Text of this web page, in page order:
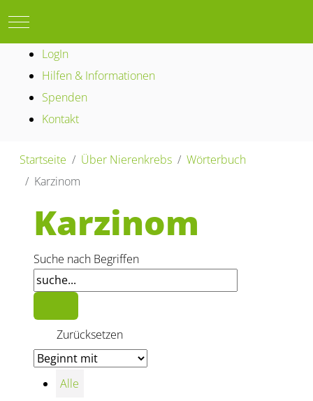
Mobile Menu Toggle
LogIn
Hilfen & Informationen
Spenden
Kontakt
Startseite Über Nierenkrebs
Wörterbuch
Karzinom
Karzinom
Suche nach Begriffen
Alle